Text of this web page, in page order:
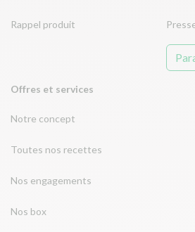
Rappel produit
Offres et services
Notre concept
Toutes nos recettes
Nos engagements
Nos box